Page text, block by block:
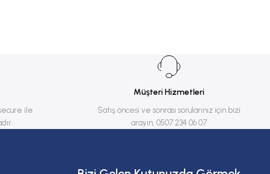
ile
Müşteri Hizmetleri
Satış öncesi ve sonrası sorularınız için bizi
arayın, 0507 234 06 07